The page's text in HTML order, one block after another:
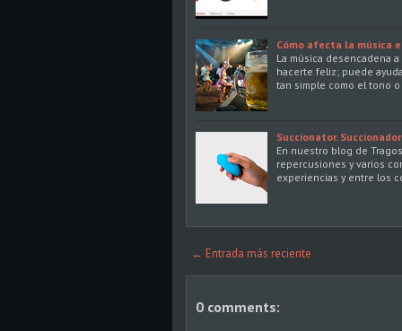
Cómo afecta la música
La música desencadena
hacerte feliz; puede
tan simple como el tono o
Succionator.
En nuestro blog de
repercusiones y varios
experiencias y entre los
← Entrada más reciente
0 comments: